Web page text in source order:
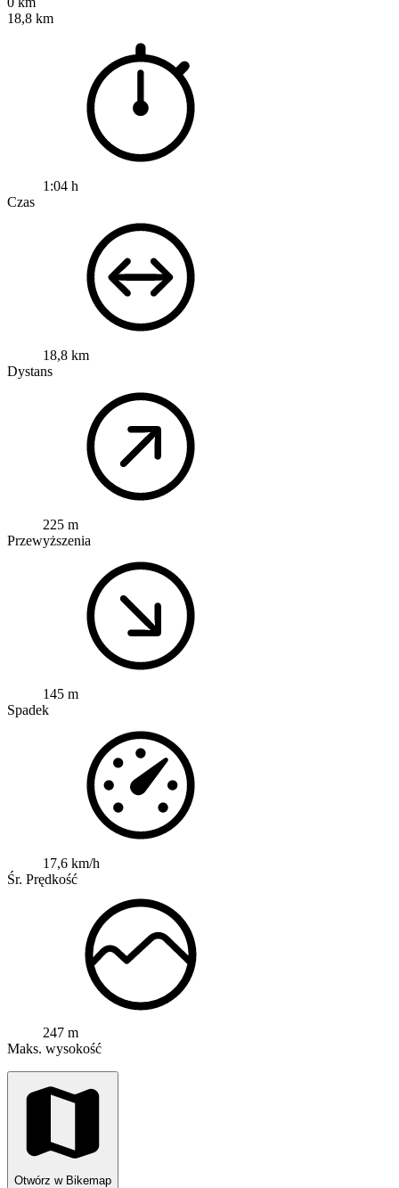
18,8 km
1:04 h
Czas
18,8 km
Dystans
225 m
Przewyższenia
145 m
Spadek
17,6 km/h
Śr. Prędkość
247 m
Maks. wysokość
Otwórz w Bikemap